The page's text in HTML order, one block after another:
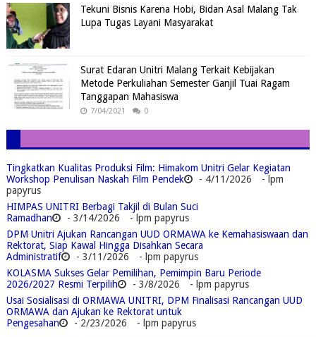
Tekuni Bisnis Karena Hobi, Bidan Asal Malang Tak
Lupa Tugas Layani Masyarakat
Surat Edaran Unitri Malang Terkait Kebijakan
Metode Perkuliahan Semester Ganjil Tuai Ragam
Tanggapan Mahasiswa
7/04/2021 0
Tingkatkan Kualitas Produksi Film: Himakom Unitri Gelar Kegiatan
Workshop Penulisan Naskah Film Pendek
- 4/11/2026
- lpm
papyrus
HIMPAS UNITRI Berbagi Takjil di Bulan Suci
Ramadhan
- 3/14/2026
- lpm papyrus
DPM Unitri Ajukan Rancangan UUD ORMAWA ke Kemahasiswaan dan
Rektorat, Siap Kawal Hingga Disahkan Secara
Administratif
- 3/11/2026
- lpm papyrus
KOLASMA Sukses Gelar Pemilihan, Pemimpin Baru Periode
2026/2027 Resmi Terpilih
- 3/8/2026
- lpm papyrus
Usai Sosialisasi di ORMAWA UNITRI, DPM Finalisasi Rancangan UUD
ORMAWA dan Ajukan ke Rektorat untuk
Pengesahan
- 2/23/2026 - lpm papyrus